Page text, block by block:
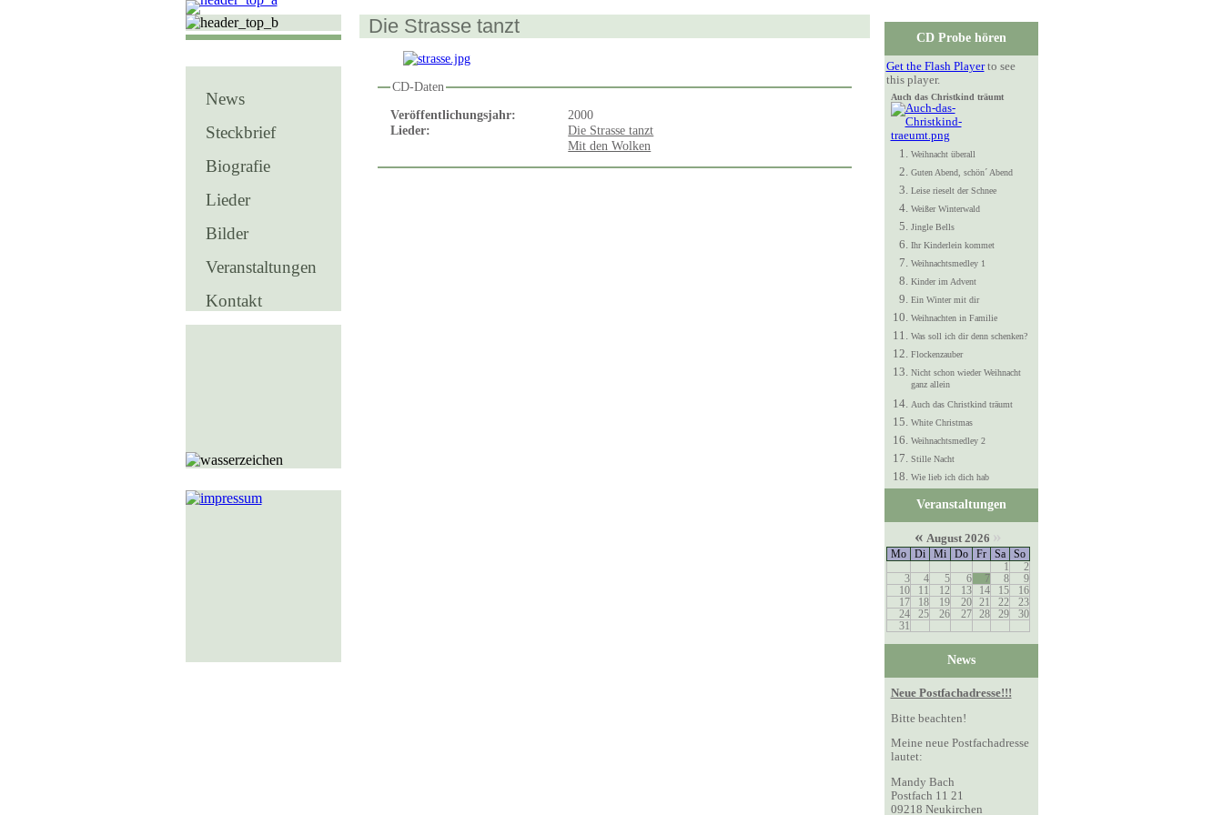
News
Steckbrief
Biografie
Lieder
Bilder
Veranstaltungen
Kontakt
Die Strasse tanzt
CD-Daten
Veröffentlichungsjahr:
2000
Lieder:
Die Strasse tanzt
Mit den Wolken
CD Probe hören
Get the Flash Playerto see
this player.
Auch das Christkind träumt
Weihnacht überall
Guten Abend, schön´ Abend
Leise rieselt der Schnee
Weißer Winterwald
Jingle Bells
Ihr Kinderlein kommet
Weihnachtsmedley 1
Kinder im Advent
Ein Winter mit dir
Weihnachten in Familie
Was soll ich dir denn schenken?
Flockenzauber
Nicht schon wieder Weihnacht
ganz allein
Auch das Christkind träumt
White Christmas
Weihnachtsmedley 2
Stille Nacht
Wie lieb ich dich hab
Veranstaltungen
« August 2026 »
Mo Di Mi Do Fr Sa
So
1
2
3
4 5 6 7 8
9
10
11 12 13 14 15
16
17
18 19 20 21 22
23
24
25 26 27 28 29
30
31
News
Neue Postfachadresse!!!
Bitte beachten!
Meine neue Postfachadresse
lautet:
Mandy Bach
Postfach 11 21
09218 Neukirchen